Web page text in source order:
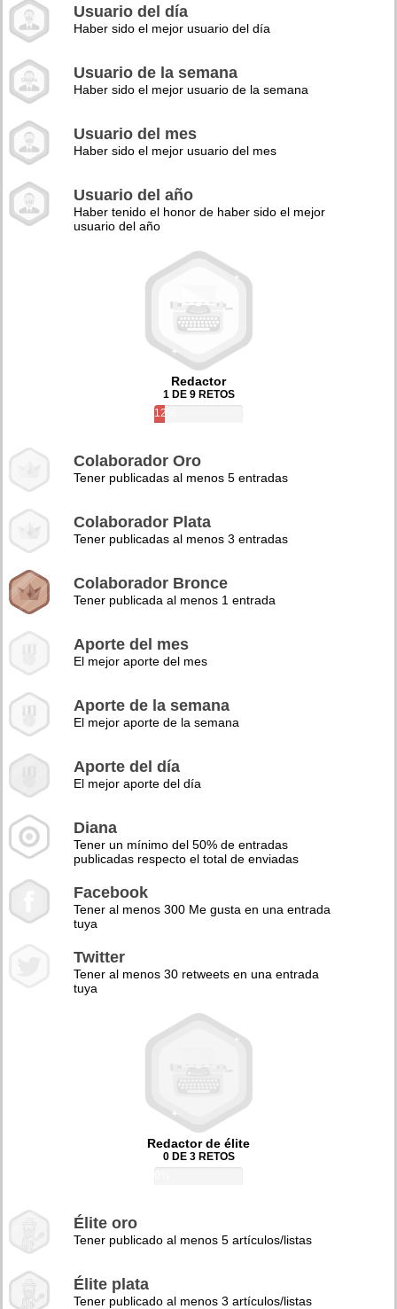
Usuario del día
Haber sido el mejor usuario del día
Usuario de la semana
Haber sido el mejor usuario de la semana
Usuario del mes
Haber sido el mejor usuario del mes
Usuario del año
Haber tenido el honor de haber sido el mejor
usuario del año
Redactor
1 DE 9 RETOS
12%
Colaborador Oro
Tener publicadas al menos 5 entradas
Colaborador Plata
Tener publicadas al menos 3 entradas
Colaborador Bronce
Tener publicada al menos 1 entrada
Aporte del mes
El mejor aporte del mes
Aporte de la semana
El mejor aporte de la semana
Aporte del día
El mejor aporte del día
Diana
Tener un mínimo del 50% de entradas
publicadas respecto el total de enviadas
Facebook
Tener al menos 300 Me gusta en una entrada
tuya
Twitter
Tener al menos 30 retweets en una entrada
tuya
Redactor de élite
0 DE 3 RETOS
Élite oro
Tener publicado al menos 5 artículos/listas
Élite plata
Tener publicado al menos 3 artículos/listas